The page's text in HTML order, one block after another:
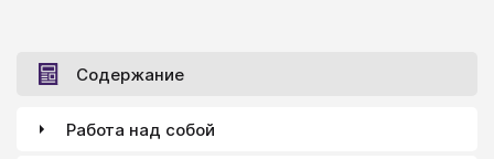
Содержание
Работа над собой